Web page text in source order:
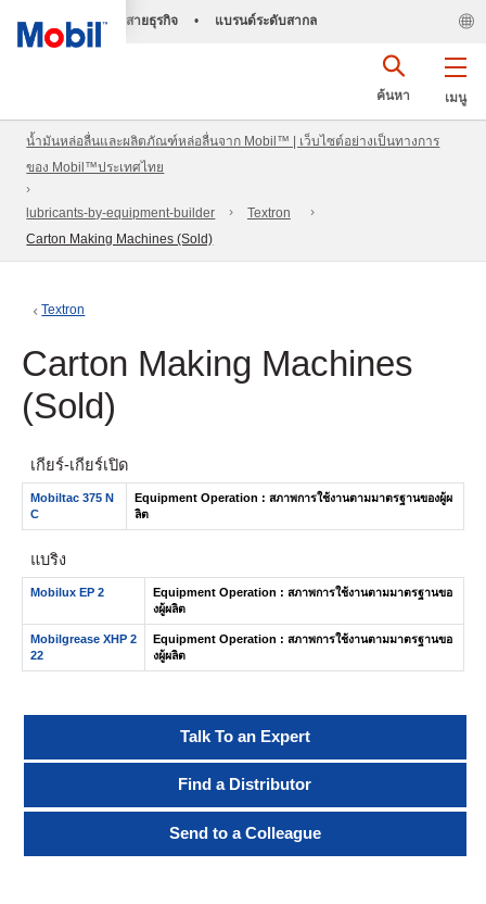
สายธุรกิจ • แบรนด์ระดับสากล
เมนู
ค้นหา
น้ำมันหล่อลื่นและผลิตภัณฑ์หล่อลื่นจาก Mobil™ | เว็บไซต์อย่างเป็นทางการ
ของ Mobil™ประเทศไทย
lubricants-by-equipment-builder
Textron
Carton Making Machines (Sold)
Textron
Carton Making Machines
(Sold)
เกียร์-เกียร์เปิด
Mobiltac 375 N
C
Equipment Operation : สภาพการใช้งานตามมาตรฐานของผู้ผ
ลิต
แบริ่ง
Mobilux EP 2
Equipment Operation : สภาพการใช้งานตามมาตรฐานขอ
งผู้ผลิต
Mobilgrease XHP 2
22
Equipment Operation : สภาพการใช้งานตามมาตรฐานขอ
งผู้ผลิต
Talk To an Expert
Find a Distributor
Send to a Colleague